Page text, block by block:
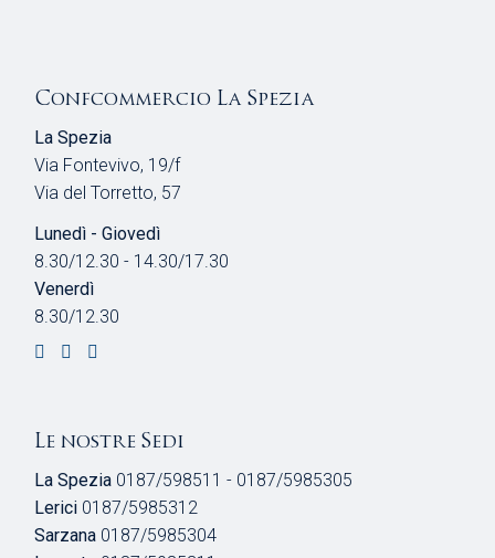
Confcommercio La Spezia
La Spezia
Via Fontevivo, 19/f
Via del Torretto, 57
Lunedì - Giovedì
8.30/12.30 - 14.30/17.30
Venerdì
8.30/12.30
Le nostre Sedi
La Spezia 0187/598511 - 0187/5985305
Lerici 0187/5985312
Sarzana 0187/5985304